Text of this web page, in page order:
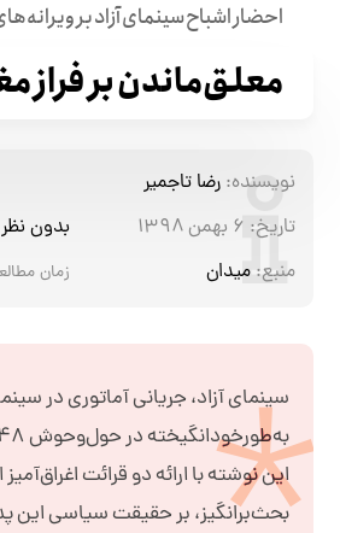
احضار اشباح سینمای آزاد بر
معلق‌ماندن بر فراز
نویسنده: رضا تاجمیر
تاریخ: ۶ بهمن ۱۳۹۸
بدون نظر
منبع: میدان زمان
سینمای آزاد، جریانی آماتوری در
این نوشته با ارائه‌ دو قرائت
بحث‌برانگیز، بر حقیقت سیاسی این